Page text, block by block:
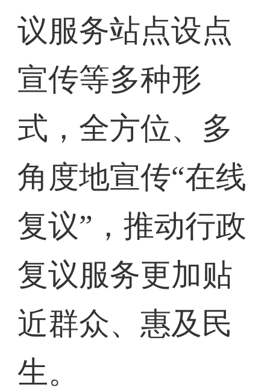
议服务站点设点
宣传等多种形
式，全方位、多
角度地宣传“在线
复议”，推动行政
复议服务更加贴
近群众、惠及民
生。